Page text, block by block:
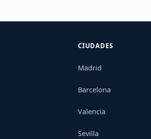
CIUDADES
Madrid
Barcelona
Valencia
Sevilla